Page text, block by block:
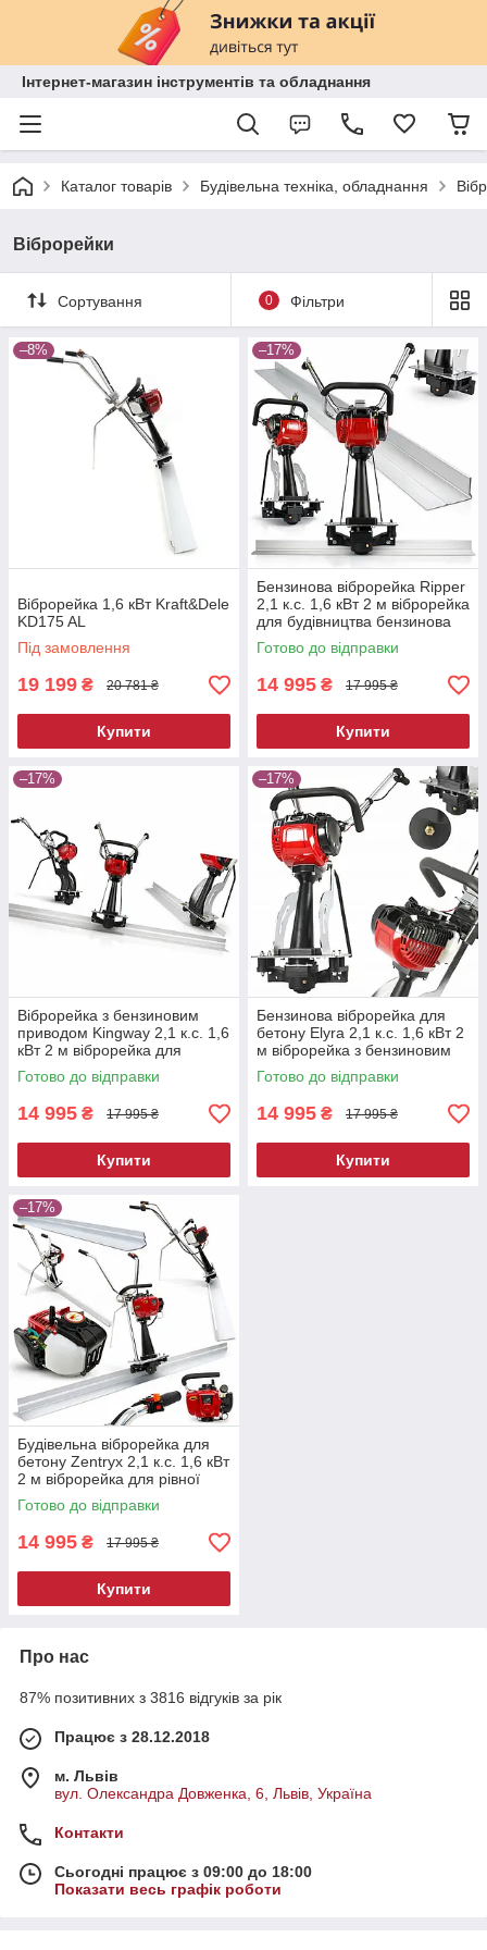
Інтернет-магазин інструментів та обладнання
Каталог товарів Будівельна техніка, обладнання
Віброрейки
Сортування 0 Фільтри
–8%
Віброрейка 1,6 кВт Kraft&Dele
KD175 AL
Під замовлення
19 199 ₴ 20 781 ₴
Купити
–17%
Бензинова віброрейка Ripper
2,1 к.с. 1,6 кВт 2 м віброрейка
для будівництва бензинова
віброрейка для ущільнення
бетону
Готово до відправки
14 995 ₴ 17 995 ₴
Купити
–17%
Віброрейка з бензиновим
приводом Kingway 2,1 к.с. 1,6
кВт 2 м віброрейка для
бетонних робіт бензинова
віброрейка
Готово до відправки
14 995 ₴ 17 995 ₴
Купити
–17%
Бензинова віброрейка для
бетону Elyra 2,1 к.с. 1,6 кВт 2
м віброрейка з бензиновим
двигуном віброрейка для
будівельних робіт
Готово до відправки
14 995 ₴ 17 995 ₴
Купити
–17%
Будівельна віброрейка для
бетону Zentryx 2,1 к.с. 1,6 кВт
2 м віброрейка для рівної
бетонної поверхні
Готово до відправки
14 995 ₴ 17 995 ₴
Купити
Про нас
87% позитивних з 3816 відгуків за рік
Працює з 28.12.2018
м. Львів
вул. Олександра Довженка, 6, Львів, Україна
Контакти
Сьогодні працює з 09:00 до 18:00
Показати весь графік роботи